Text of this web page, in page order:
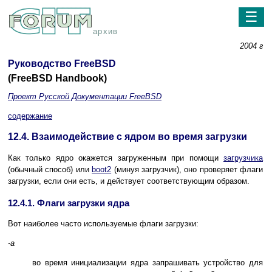
архив
☰
2004 г
Руководство FreeBSD
(FreeBSD Handbook)
Проект Русской Документации FreeBSD
содержание
12.4. Взаимодействие с ядром во время загрузки
Как только ядро окажется загруженным при помощи загрузчика
(обычный способ) или boot2 (минуя загрузчик), оно проверяет флаги
загрузки, если они есть, и действует соответствующим образом.
12.4.1. Флаги загрузки ядра
Вот наиболее часто используемые флаги загрузки:
-a
во время инициализации ядра запрашивать устройство для